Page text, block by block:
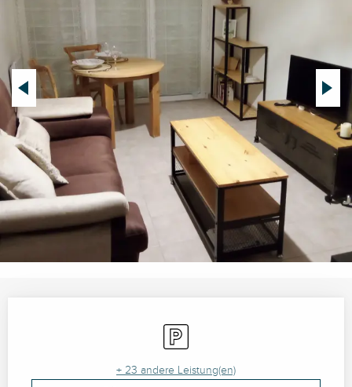
Parkplatz
+ 23 andere Leistung(en)